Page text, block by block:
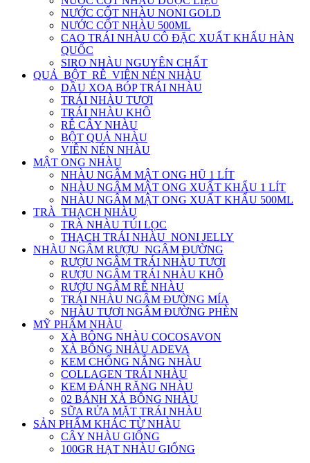
NƯỚC CỐT NHÀU NONI GOLD
NƯỚC CỐT NHÀU 500ML
CAO TRÁI NHÀU CÔ ĐẶC XUẤT KHẨU HÀN
QUỐC
SIRO NHÀU NGUYÊN CHẤT
QUẢ_BỘT_RỄ_VIÊN NÉN NHÀU
DẦU XOA BÓP TRÁI NHÀU
TRÁI NHÀU TƯƠI
TRÁI NHÀU KHÔ
RỄ CÂY NHÀU
BỘT QUẢ NHÀU
VIÊN NÉN NHÀU
MẬT ONG NHÀU
NHÀU NGÂM MẬT ONG HŨ 1 LÍT
NHÀU NGÂM MẬT ONG XUẤT KHẨU 1 LÍT
NHÀU NGÂM MẬT ONG XUẤT KHẨU 500ML
TRÀ_THẠCH NHÀU
TRÀ NHÀU TÚI LỌC
THẠCH TRÁI NHÀU_NONI JELLY
NHÀU NGÂM RƯỢU_NGÂM ĐƯỜNG
RƯỢU NGÂM TRÁI NHÀU TƯƠI
RƯỢU NGÂM TRÁI NHÀU KHÔ
RƯỢU NGÂM RỄ NHÀU
TRÁI NHÀU NGÂM ĐƯỜNG MÍA
NHÀU TƯƠI NGÂM ĐƯỜNG PHÈN
MỸ PHẨM NHÀU
XÀ BÔNG NHÀU COCOSAVON
XÀ BÔNG NHÀU ADEVA
KEM CHỐNG NẮNG NHÀU
COLLAGEN TRÁI NHÀU
KEM ĐÁNH RĂNG NHÀU
02 BÁNH XÀ BÔNG NHÀU
SỮA RỬA MẶT TRÁI NHÀU
SẢN PHẨM KHÁC TỪ NHÀU
CÂY NHÀU GIỐNG
100GR HẠT NHÀU GIỐNG